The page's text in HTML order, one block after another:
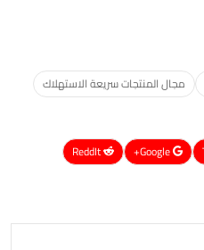
مجال المنتجات سريعة الاستهلاك
Google+
ReddIt